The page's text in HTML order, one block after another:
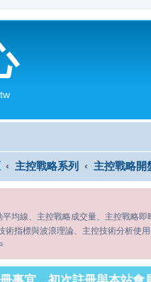
主控戰略系列 主控戰略開
均線、主控戰略成交量、主控戰略
術指標與波浪理論、主控技術分析使